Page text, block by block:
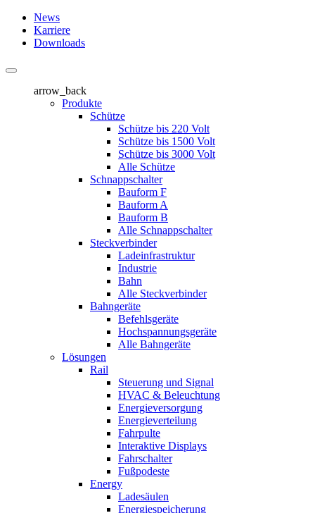
News
Karriere
Downloads
arrow_back
Produkte
Schütze
Schütze bis 220 Volt
Schütze bis 1500 Volt
Schütze bis 3000 Volt
Alle Schütze
Schnappschalter
Bauform F
Bauform A
Bauform B
Alle Schnappschalter
Steckverbinder
Ladeinfrastruktur
Industrie
Bahn
Alle Steckverbinder
Bahngeräte
Befehlsgeräte
Hochspannungsgeräte
Alle Bahngeräte
Lösungen
Rail
Steuerung und Signal
HVAC & Beleuchtung
Energieversorgung
Energieverteilung
Fahrpulte
Interaktive Displays
Fahrschalter
Fußpodeste
Energy
Ladesäulen
Energiespeicherung